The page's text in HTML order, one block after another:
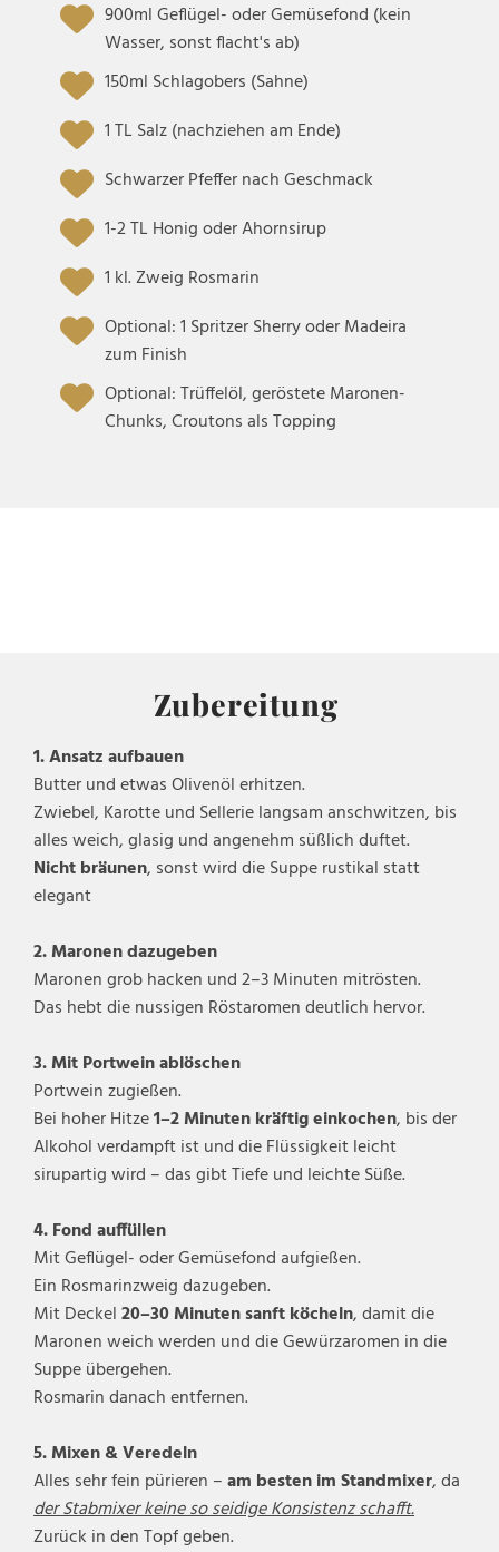
900ml Geflügel- oder Gemüsefond (kein
Wasser, sonst flacht's ab)
150ml Schlagobers (Sahne)
1 TL Salz (nachziehen am Ende)
Schwarzer Pfeffer nach Geschmack
1-2 TL Honig oder Ahornsirup
1 kl. Zweig Rosmarin
Optional: 1 Spritzer Sherry oder Madeira
zum Finish
Optional: Trüffelöl, geröstete Maronen-
Chunks, Croutons als Topping
Zubereitung
1. Ansatz aufbauen
Butter und etwas Olivenöl erhitzen.
Zwiebel, Karotte und Sellerie langsam anschwitzen, bis
alles weich, glasig und angenehm süßlich duftet.
Nicht bräunen, sonst wird die Suppe rustikal statt
elegant
2. Maronen dazugeben
Maronen grob hacken und 2–3 Minuten mitrösten.
Das hebt die nussigen Röstaromen deutlich hervor.
3. Mit Portwein ablöschen
Portwein zugießen.
Bei hoher Hitze1–2 Minuten kräftig einkochen, bis der
Alkohol verdampft ist und die Flüssigkeit leicht
sirupartig wird – das gibt Tiefe und leichte Süße.
4. Fond auffüllen
Mit Geflügel- oder Gemüsefond aufgießen.
Ein Rosmarinzweig dazugeben.
Mit Deckel20–30 Minuten sanft köcheln, damit die
Maronen weich werden und die Gewürzaromen in die
Suppe übergehen.
Rosmarin danach entfernen.
5. Mixen & Veredeln
Alles sehr fein pürieren –am besten im Standmixer, da
der Stabmixer keine so seidige Konsistenz schafft.
Zurück in den Topf geben.